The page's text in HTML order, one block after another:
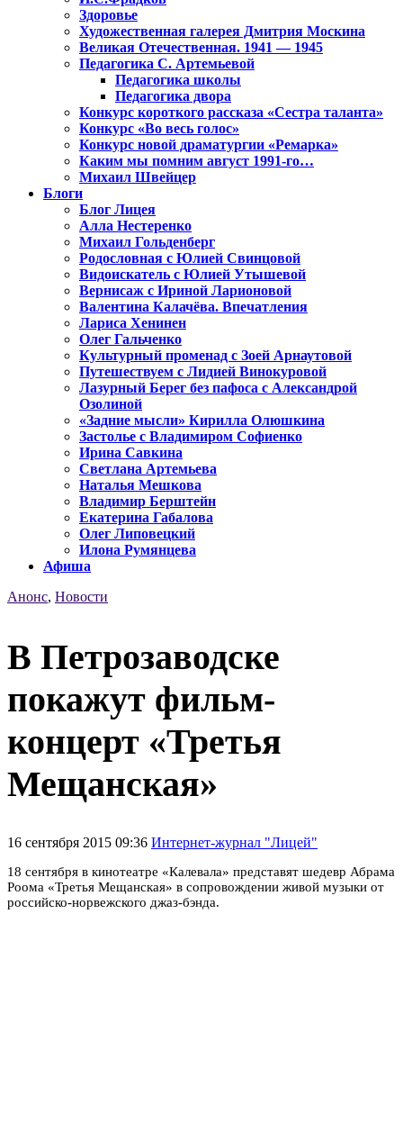
Здоровье
Художественная галерея Дмитрия Москина
Великая Отечественная. 1941 — 1945
Педагогика С. Артемьевой
Педагогика школы
Педагогика двора
Конкурс короткого рассказа «Сестра таланта»
Конкурс «Во весь голос»
Конкурс новой драматургии «Ремарка»
Каким мы помним август 1991-го…
Михаил Швейцер
Блоги
Блог Лицея
Алла Нестеренко
Михаил Гольденберг
Родословная с Юлией Свинцовой
Видоискатель с Юлией Утышевой
Вернисаж с Ириной Ларионовой
Валентина Калачёва. Впечатления
Лариса Хенинен
Олег Гальченко
Культурный променад с Зоей Арнаутовой
Путешествуем с Лидией Винокуровой
Лазурный Берег без пафоса с Александрой
Озолиной
«Задние мысли» Кирилла Олюшкина
Застолье с Владимиром Софиенко
Ирина Савкина
Светлана Артемьева
Наталья Мешкова
Владимир Берштейн
Екатерина Габалова
Олег Липовецкий
Илона Румянцева
Афиша
Анонс, Новости
В Петрозаводске
покажут фильм-
концерт «Третья
Мещанская»
16 сентября 2015 09:36 Интернет-журнал "Лицей"
18 сентября в кинотеатре «Калевала» представят шедевр Абрама
Роома «Третья Мещанская» в сопровождении живой музыки от
российско-норвежского джаз-бэнда.